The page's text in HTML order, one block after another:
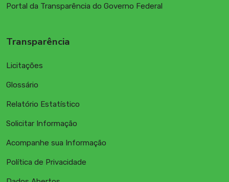
Portal da Transparência do Governo Federal
Transparência
Licitações
Glossário
Relatório Estatístico
Solicitar Informação
Acompanhe sua Informação
Política de Privacidade